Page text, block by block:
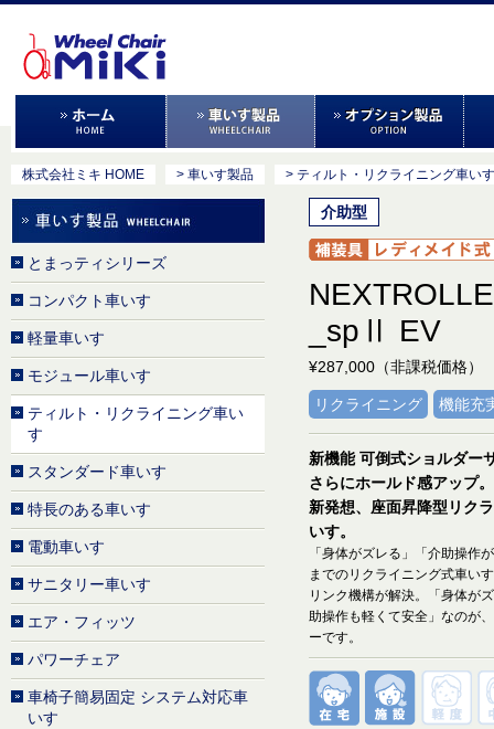
株式会社ミキ HOME > 車いす製品 > ティルト・リクライニング車いす
介助型
_spⅡ EV
¥287,000（非課税価格）
リクライニング 機能充
新機能 可倒式ショルダー
さらにホールド感アップ。
新発想、座面昇降型リク
いす。
「身体がズレる」「介助操作
までのリクライニング式車い
リンク機構が解決。「身体が
助操作も軽くて安全」なのが
ーです。
とまっティシリーズ
コンパクト車いす
軽量車いす
モジュール車いす
ティルト・リクライニング車い
す
スタンダード車いす
特長のある車いす
電動車いす
サニタリー車いす
エア・フィッツ
パワーチェア
車椅子簡易固定 システム対応車
いす